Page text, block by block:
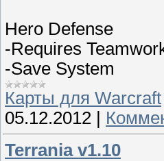
Hero Defense
-Requires
-Save System
Карты для Warcraft
05.12.2012 |
Terrania v1.10